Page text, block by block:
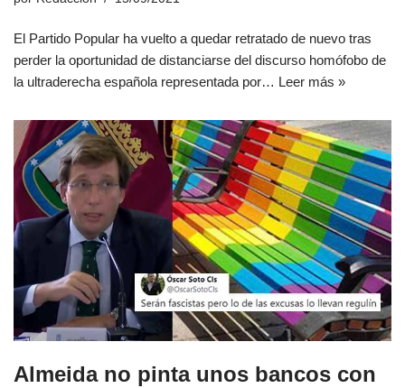
El Partido Popular ha vuelto a quedar retratado de nuevo tras
perder la oportunidad de distanciarse del discurso homófobo de
la ultraderecha española representada por… Leer más »
Almeida no pinta unos bancos con